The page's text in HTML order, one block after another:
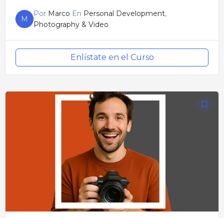
M
Por Marco En Personal Development,
Photography & Video
Enlístate en el Curso